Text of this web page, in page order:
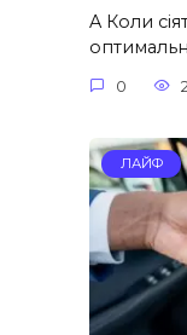
A Коли
0
ЛАЙФ